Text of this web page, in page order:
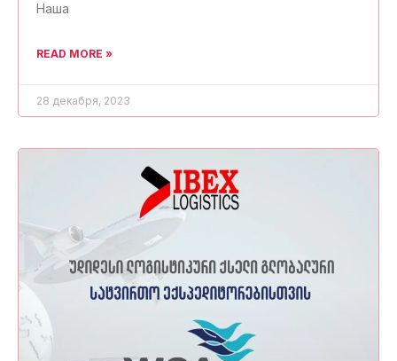
Наша
READ MORE »
28 декабря, 2023